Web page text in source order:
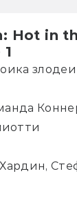
Hot in